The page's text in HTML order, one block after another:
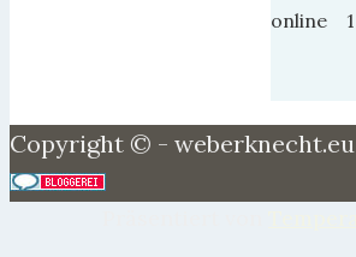
online 1
Copyright © - weberknecht.eu